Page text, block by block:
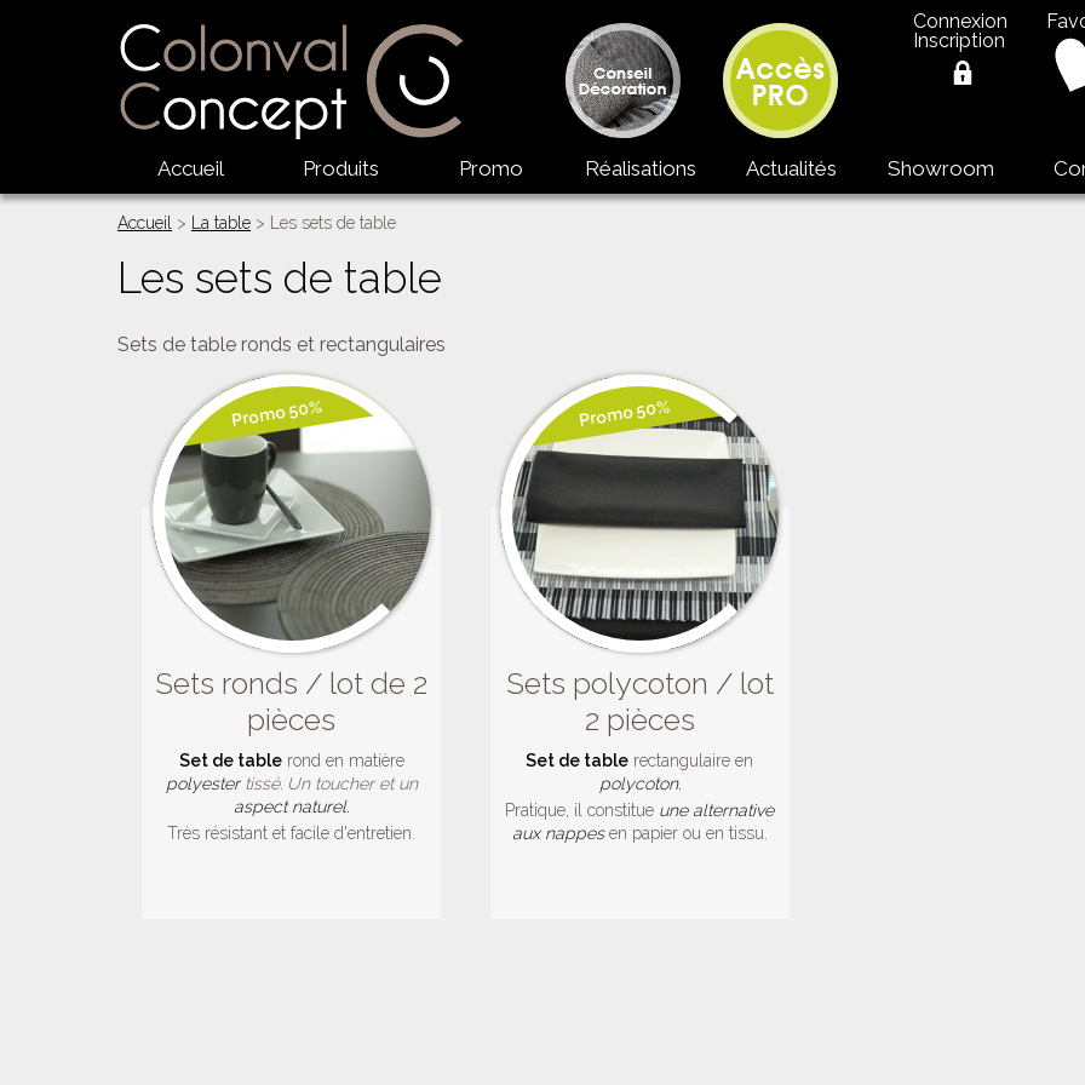
Accueil Produits Promo Réalisations Actualités Showroom
Connexion
Inscription
Accueil > La table > Les sets de table
Les sets de table
Sets de table ronds et rectangulaires
Promo 50%
Sets ronds / lot de 2
pièces
Set de tablerond en matière
polyestertissé. Un toucher et un
aspect naturel.
Très résistant et facile d'entretien.
Promo 50%
Sets polycoton / lot
2 pièces
Set de table rectangulaire en
polycoton.
Pratique, il constitue une alternative
aux nappes en papier ou en tissu.